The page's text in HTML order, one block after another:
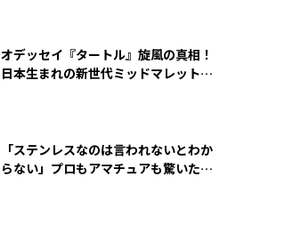
オデッセイ『タートル』旋風の真相！
日本生まれの新世代ミッドマレットが
「ステンレスなのは言われないとわか
らない」プロもアマチュアも驚いた